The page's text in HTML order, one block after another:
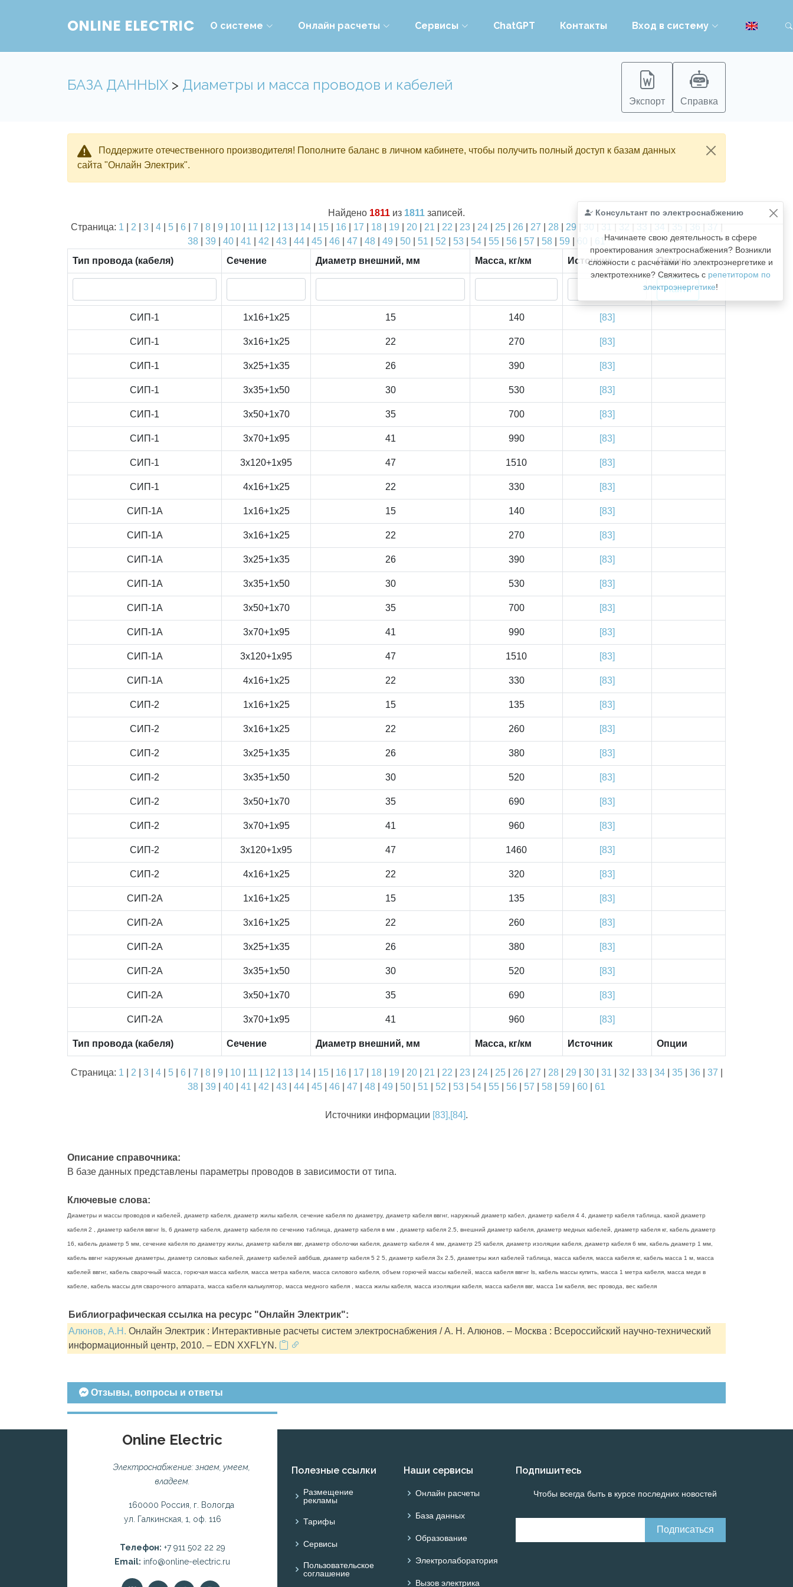
ONLINE ELECTRIC О системе Онлайн расчеты Сервисы ChatGPT Контакты Вход в систему
БАЗА ДАННЫХ > Диаметры и масса проводов и кабелей
Экспорт Справка
Поддержите отечественного производителя! Пополните баланс в личном кабинете, чтобы получить полный доступ к базам данных
сайта "Онлайн Электрик".
Консультант по электроснабжению
Начинаете свою деятельность в сфере
проектирования электроснабжения? Возникли
сложности с расчетами по электроэнергетике и
электротехнике? Свяжитесь с репетитором по
электроэнергетике!
Найдено 1811 из 1811 записей.
Страница: 1 2 3| 4| 5| 6 7 8| 9 10| 11 12 13| 14| 15| 16 17 18| 19 20| 21 22 23| 24| 25| 26 27 28| 29 | 30 | 31 | 32 | 33 | 34 | 35 | 36 | 37 |
38
39 40 41 42 43 44 45 46 47 48 49 50 51 52 53 54 55 56 57 58 59 60
61
Тип провода (кабеля)
Сечение Диаметр внешний, мм Масса, кг/км Источник Опции
СИП-1 1x16+1x25 15 140 [83]
СИП-1 3x16+1x25 22 270 [83]
СИП-1 3x25+1x35 26 390 [83]
СИП-1 3x35+1x50 30 530 [83]
СИП-1 3x50+1x70 35 700 [83]
СИП-1 3x70+1x95 41 990 [83]
СИП-1 3x120+1x95 47 1510 [83]
СИП-1 4x16+1x25 22 330 [83]
СИП-1А 1x16+1x25 15 140 [83]
СИП-1А 3x16+1x25 22 270 [83]
СИП-1А 3x25+1x35 26 390 [83]
СИП-1А 3x35+1x50 30 530 [83]
СИП-1А 3x50+1x70 35 700 [83]
СИП-1А 3x70+1x95 41 990 [83]
СИП-1А 3x120+1x95 47 1510 [83]
СИП-1А 4x16+1x25 22 330 [83]
СИП-2 1x16+1x25 15 135 [83]
СИП-2 3x16+1x25 22 260 [83]
СИП-2 3x25+1x35 26 380 [83]
СИП-2 3x35+1x50 30 520 [83]
СИП-2 3x50+1x70 35 690 [83]
СИП-2 3x70+1x95 41 960 [83]
СИП-2 3x120+1x95 47 1460 [83]
СИП-2 4x16+1x25 22 320 [83]
СИП-2А 1x16+1x25 15 135 [83]
СИП-2А 3x16+1x25 22 260 [83]
СИП-2А 3x25+1x35 26 380 [83]
СИП-2А 3x35+1x50 30 520 [83]
СИП-2А 3x50+1x70 35 690 [83]
СИП-2А 3x70+1x95 41 960 [83]
Тип провода (кабеля) Сечение Диаметр внешний, мм Масса, кг/км Источник Опции
Страница: 1 2 3| 4| 5| 6 7 8| 9 10| 11 12 13| 14| 15| 16 17 18| 19 20| 21 22 23| 24| 25| 26 27 28| 29 30| 31 32 33| 34| 35| 36 37
38
39 40 41 42 43 44 45 46 47 48 49 50 51 52 53 54 55 56 57 58 59 60 61
Источники информации [83],[84].
Описание справочника:
В базе данных представлены параметры проводов в зависимости от типа.
Ключевые слова:
Диаметры и массы проводов и кабелей, диаметр кабеля, диаметр жилы кабеля, сечение кабеля по диаметру, диаметр кабеля ввгнг, наружный диаметр кабел, диаметр кабеля 4 4, диаметр кабеля таблица, какой диаметр
кабеля 2 , диаметр кабеля ввгнг ls, 6 диаметр кабеля, диаметр кабеля по сечению таблица, диаметр кабеля в мм , диаметр кабеля 2.5, внешний диаметр кабеля, диаметр медных кабелей, диаметр кабеля кг, кабель диаметр
16, кабель диаметр 5 мм, сечение кабеля по диаметру жилы, диаметр кабеля ввг, диаметр оболочки кабеля, диаметр кабеля 4 мм, диаметр 25 кабеля, диаметр изоляции кабеля, диаметр кабеля 6 мм, кабель диаметр 1 мм,
кабель ввгнг наружные диаметры, диаметр силовых кабелей, диаметр кабелей авббшв, диаметр кабеля 5 2 5, диаметр кабеля 3х 2.5, диаметры жил кабелей таблица, масса кабеля, масса кабеля кг, кабель масса 1 м, масса
кабелей ввгнг, кабель сварочный масса, горючая масса кабеля, масса метра кабеля, масса силового кабеля, объем горючей массы кабелей, масса кабеля ввгнг ls, кабель массы купить, масса 1 метра кабеля, масса меди в
кабеле, кабель массы для сварочного аппарата, масса кабеля калькулятор, масса медного кабеля , масса жилы кабеля, масса изоляции кабеля, масса кабеля ввг, масса 1м кабеля, вес провода, вес кабеля
Библиографическая ссылка на ресурс "Онлайн Электрик":
Алюнов, А.Н. Онлайн Электрик : Интерактивные расчеты систем электроснабжения / А. Н. Алюнов. – Москва : Всероссийский научно-технический
информационный центр, 2010. – EDN XXFLYN.
Отзывы, вопросы и ответы
Online Electric
Электроснабжение: знаем, умеем,
владеем.
160000 Россия, г. Вологда
ул. Галкинская, 1, оф. 116
Телефон: +7 911 502 22 29
Email: info@online-electric.ru
Полезные ссылки
Размещение
рекламы
Тарифы
Сервисы
Пользовательское
соглашение
Наши сервисы
Онлайн расчеты
База данных
Образование
Электролаборатория
Вызов электрика
Подпишитесь
Чтобы всегда быть в курсе последних новостей